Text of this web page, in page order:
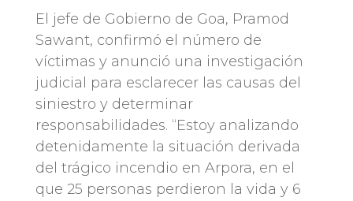
El jefe de Gobierno de Goa, Pramod
Sawant, confirmó el número de
víctimas y anunció una investigación
judicial para esclarecer las causas del
siniestro y determinar
responsabilidades. “Estoy analizando
detenidamente la situación derivada
del trágico incendio en Arpora, en el
que 25 personas perdieron la vida y 6